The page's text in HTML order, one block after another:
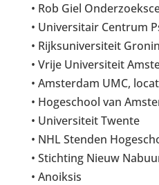
• Rob Giel
• Universitair Centrum
• Rijksuniversiteit
• Vrije Universiteit
• Amsterdam UMC,
• Hogeschool van
• Universiteit Twente
• NHL Stenden
• Stichting Nieuw
• Anoiksis